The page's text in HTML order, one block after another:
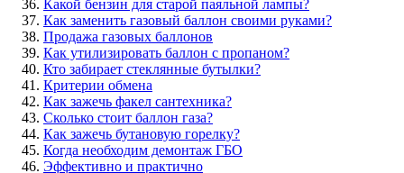
Какой бензин для старой паяльной лампы?
Как заменить газовый баллон своими руками?
Продажа газовых баллонов
Как утилизировать баллон с пропаном?
Кто забирает стеклянные бутылки?
Критерии обмена
Как зажечь факел сантехника?
Сколько стоит баллон газа?
Как зажечь бутановую горелку?
Когда необходим демонтаж ГБО
Эффективно и практично